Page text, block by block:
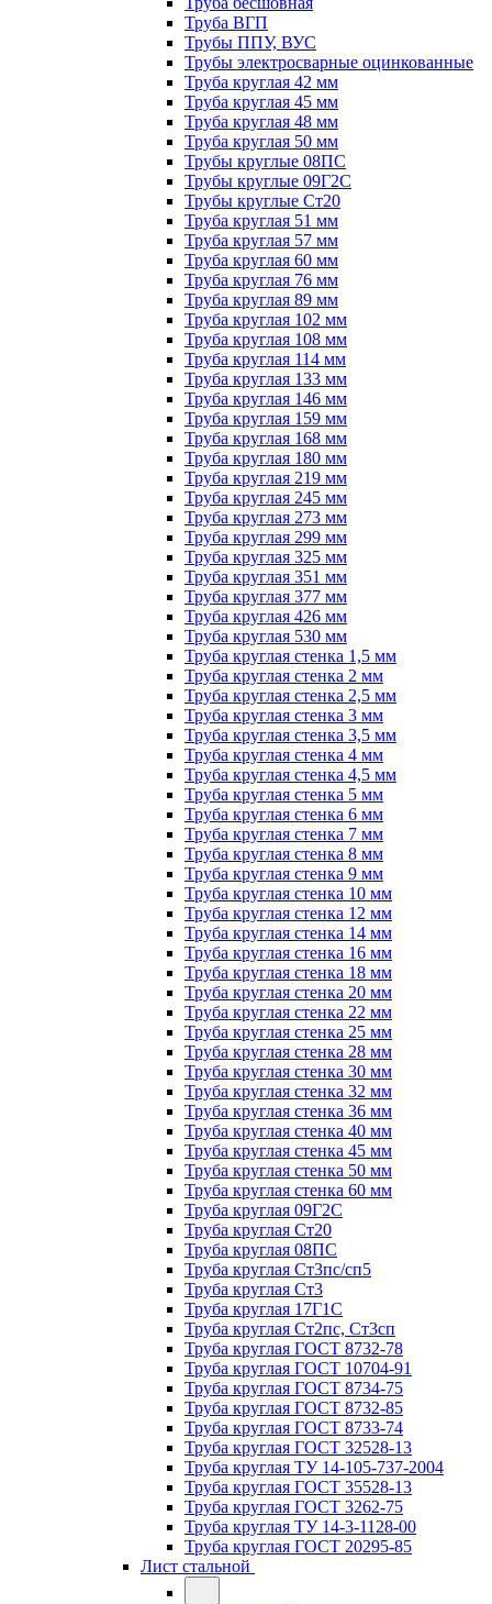
Труба ВГП
Трубы ППУ, ВУС
Трубы электросварные оцинкованные
Труба круглая 42 мм
Труба круглая 45 мм
Труба круглая 48 мм
Труба круглая 50 мм
Трубы круглые 08ПС
Трубы круглые 09Г2С
Трубы круглые Ст20
Труба круглая 51 мм
Труба круглая 57 мм
Труба круглая 60 мм
Труба круглая 76 мм
Труба круглая 89 мм
Труба круглая 102 мм
Труба круглая 108 мм
Труба круглая 114 мм
Труба круглая 133 мм
Труба круглая 146 мм
Труба круглая 159 мм
Труба круглая 168 мм
Труба круглая 180 мм
Труба круглая 219 мм
Труба круглая 245 мм
Труба круглая 273 мм
Труба круглая 299 мм
Труба круглая 325 мм
Труба круглая 351 мм
Труба круглая 377 мм
Труба круглая 426 мм
Труба круглая 530 мм
Труба круглая стенка 1,5 мм
Труба круглая стенка 2 мм
Труба круглая стенка 2,5 мм
Труба круглая стенка 3 мм
Труба круглая стенка 3,5 мм
Труба круглая стенка 4 мм
Труба круглая стенка 4,5 мм
Труба круглая стенка 5 мм
Труба круглая стенка 6 мм
Труба круглая стенка 7 мм
Труба круглая стенка 8 мм
Труба круглая стенка 9 мм
Труба круглая стенка 10 мм
Труба круглая стенка 12 мм
Труба круглая стенка 14 мм
Труба круглая стенка 16 мм
Труба круглая стенка 18 мм
Труба круглая стенка 20 мм
Труба круглая стенка 22 мм
Труба круглая стенка 25 мм
Труба круглая стенка 28 мм
Труба круглая стенка 30 мм
Труба круглая стенка 32 мм
Труба круглая стенка 36 мм
Труба круглая стенка 40 мм
Труба круглая стенка 45 мм
Труба круглая стенка 50 мм
Труба круглая стенка 60 мм
Труба круглая 09Г2С
Труба круглая Ст20
Труба круглая 08ПС
Труба круглая Ст3пс/сп5
Труба круглая Ст3
Труба круглая 17Г1С
Труба круглая Ст2пс, Ст3сп
Труба круглая ГОСТ 8732-78
Труба круглая ГОСТ 10704-91
Труба круглая ГОСТ 8734-75
Труба круглая ГОСТ 8732-85
Труба круглая ГОСТ 8733-74
Труба круглая ГОСТ 32528-13
Труба круглая ТУ 14-105-737-2004
Труба круглая ГОСТ 35528-13
Труба круглая ГОСТ 3262-75
Труба круглая ТУ 14-3-1128-00
Труба круглая ГОСТ 20295-85
Лист стальной